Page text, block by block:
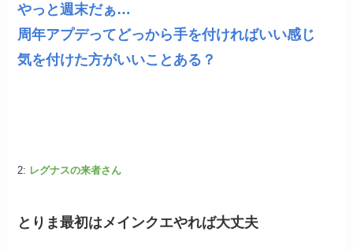
やっと週末だぁ…
周年アプデってどっから手を付ければいい感じ
気を付けた方がいいことある？
2: レグナスの来者さん
とりま最初はメインクエやれば大丈夫